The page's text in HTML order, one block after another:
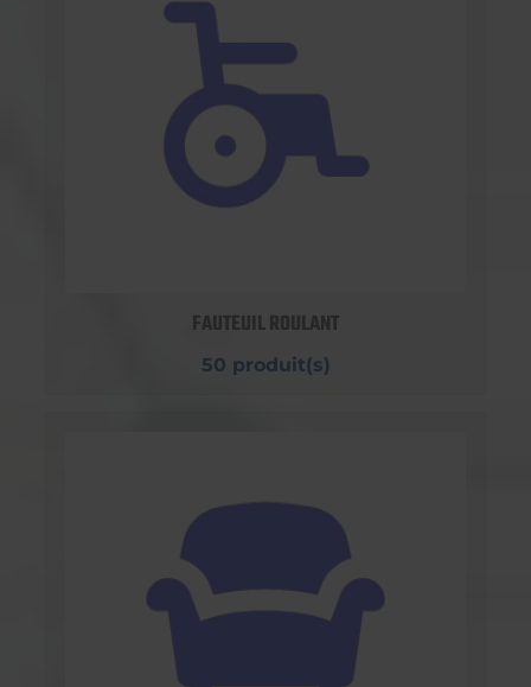
FAUTEUIL ROULANT
50 produit(s)